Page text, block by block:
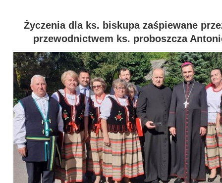
Życzenia dla ks. biskupa zaśpiewane
przewodnictwem ks. proboszcza